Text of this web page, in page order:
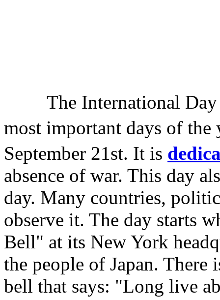
The International Day
most important days of the
September 21st. It is
absence of war. This day
day. Many countries,
observe it. The day starts
Bell" at its New York
the people of Japan. There
bell that says: "Long live